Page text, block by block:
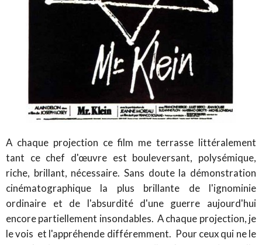
A chaque projection ce film me terrasse littéralement
tant ce chef d'œuvre est bouleversant, polysémique,
riche, brillant, nécessaire. Sans doute la démonstration
cinématographique la plus brillante de l'ignominie
ordinaire et de l'absurdité d'une guerre aujourd'hui
encore partiellement insondables. A chaque projection, je
le vois et l'appréhende différemment. Pour ceux qui ne le